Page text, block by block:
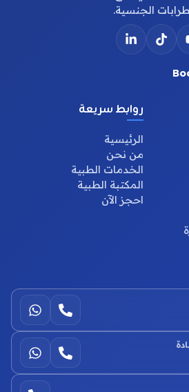
الجنسية.
روابط سريعة
الرئيسية
من نحن
الخدمات الطبية
المكتبة الطبية
احجز الآن